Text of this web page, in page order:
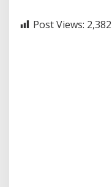
Post Views: 2,382